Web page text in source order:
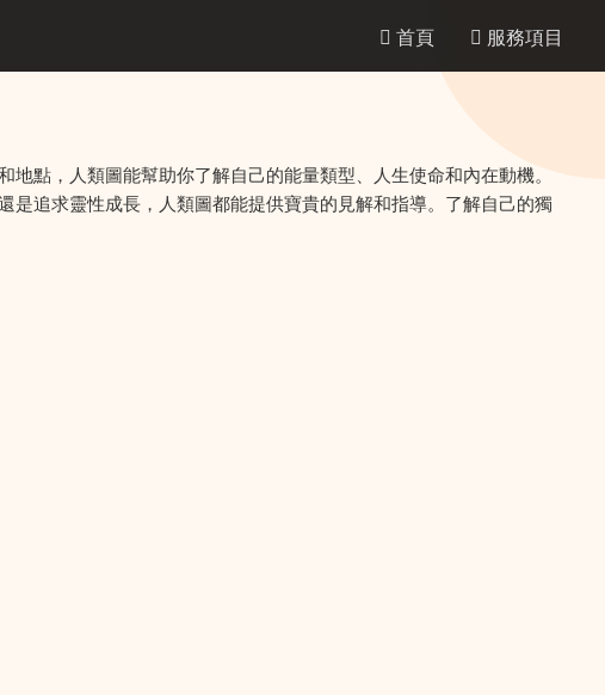
首頁 服務項目
點，人類圖能幫助你了解自己的能量類型、人生使命和內在動機。
追求靈性成長，人類圖都能提供寶貴的見解和指導。了解自己的獨